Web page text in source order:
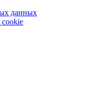
данных
cookie